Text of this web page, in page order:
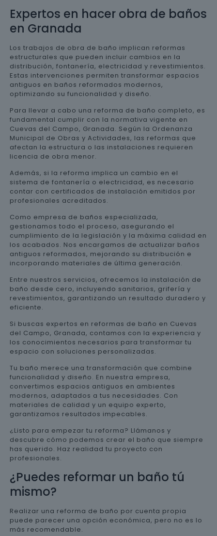
Expertos en hacer obra de baños
en Granada
Los trabajos de obra de baño implican reformas
estructurales que pueden incluir cambios en la
distribución, fontanería, electricidad y revestimientos.
Estas intervenciones permiten transformar espacios
antiguos en baños reformados modernos,
optimizando su funcionalidad y diseño.
Para llevar a cabo una reforma de baño completo, es
fundamental cumplir con la normativa vigente en
Cuevas del Campo, Granada. Según la Ordenanza
Municipal de Obras y Actividades, las reformas que
afectan la estructura o las instalaciones requieren
licencia de obra menor.
Además, si la reforma implica un cambio en el
sistema de fontanería o electricidad, es necesario
contar con certificados de instalación emitidos por
profesionales acreditados.
Como empresa de baños especializada,
gestionamos todo el proceso, asegurando el
cumplimiento de la legislación y la máxima calidad en
los acabados. Nos encargamos de actualizar baños
antiguos reformados, mejorando su distribución e
incorporando materiales de última generación.
Entre nuestros servicios, ofrecemos la instalación de
baño desde cero, incluyendo sanitarios, grifería y
revestimientos, garantizando un resultado duradero y
eficiente.
Si buscas expertos en reformas de baño en Cuevas
del Campo, Granada, contamos con la experiencia y
los conocimientos necesarios para transformar tu
espacio con soluciones personalizadas.
Tu baño merece una transformación que combine
funcionalidad y diseño. En nuestra empresa,
convertimos espacios antiguos en ambientes
modernos, adaptados a tus necesidades. Con
materiales de calidad y un equipo experto,
garantizamos resultados impecables.
¿Listo para empezar tu reforma? Llámanos y
descubre cómo podemos crear el baño que siempre
has querido. Haz realidad tu proyecto con
profesionales.
¿Puedes reformar un baño tú
mismo?
Realizar una reforma de baño por cuenta propia
puede parecer una opción económica, pero no es lo
más recomendable.